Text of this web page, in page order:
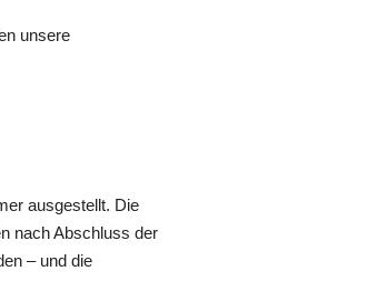
unsere
ausgestellt. Die
nach Abschluss der
– und die